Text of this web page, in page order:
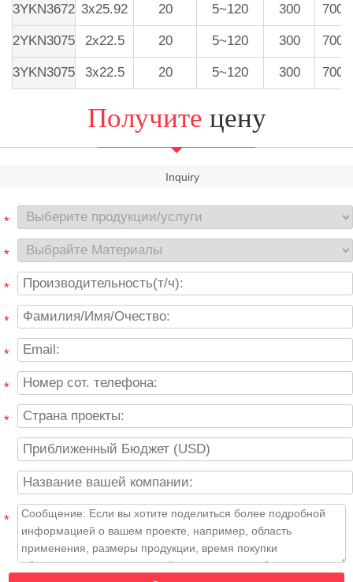
3YKN3672 3x25.92 20 5~120 300 700-
2YKN3075 2x22.5 20 5~120 300 700-
3YKN3075 3x22.5 20 5~120 300 700-
Получите цену
Inquiry
*
*
*
*
*
*
*
*